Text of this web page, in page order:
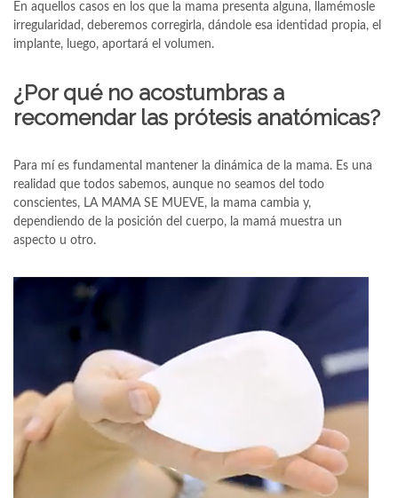
En aquellos casos en los que la mama presenta alguna, llamémosle
irregularidad, deberemos corregirla, dándole esa identidad propia, el
implante, luego, aportará el volumen.
¿Por qué no acostumbras a
recomendar las prótesis anatómicas?
Para mí es fundamental mantener la dinámica de la mama. Es una
realidad que todos sabemos, aunque no seamos del todo
conscientes, LA MAMA SE MUEVE, la mama cambia y,
dependiendo de la posición del cuerpo, la mamá muestra un
aspecto u otro.